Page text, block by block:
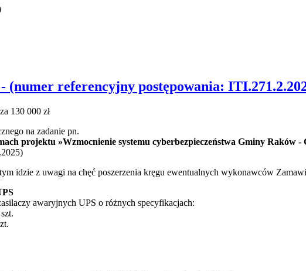
referencyjny postępowania:
130 000 zł
na zadanie pn.
projektu »Wzmocnienie systemu cyberbezpieczeństwa Gminy Raków
idzie z uwagi na chęć poszerzenia kręgu ewentualnych wykonawców
awaryjnych UPS o różnych specyfikacjach: